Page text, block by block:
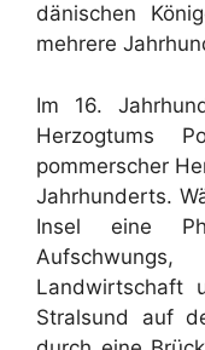
dänischen
mehrere
Im 16.
Herzogtums
pommerscher
Jahrhunderts.
Insel eine
Landwirtschaft
Stralsund auf